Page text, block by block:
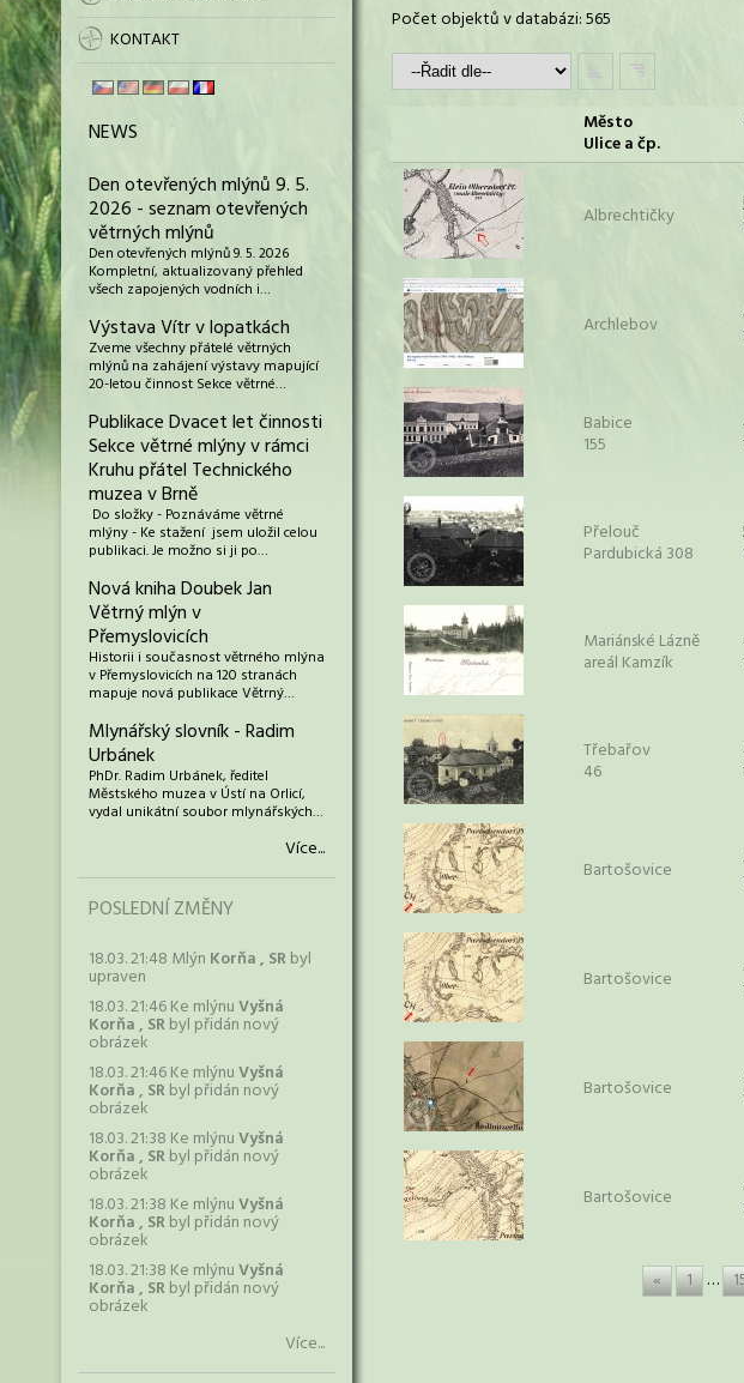
KONTAKT
NEWS
Den otevřených mlýnů 9. 5.
2026 - seznam otevřených
větrných mlýnů
Den otevřených mlýnů 9. 5. 2026
Kompletní, aktualizovaný přehled
všech zapojených vodních i…
Výstava Vítr v lopatkách
Zveme všechny přátelé větrných
mlýnů na zahájení výstavy mapující
20-letou činnost Sekce větrné…
Publikace Dvacet let činnosti
Sekce větrné mlýny v rámci
Kruhu přátel Technického
muzea v Brně
Do složky - Poznáváme větrné
mlýny - Ke stažení jsem uložil celou
publikaci. Je možno si ji po…
Nová kniha Doubek Jan
Větrný mlýn v
Přemyslovicích
Historii i současnost větrného mlýna
v Přemyslovicích na 120 stranách
mapuje nová publikace Větrný…
Mlynářský slovník - Radim
Urbánek
PhDr. Radim Urbánek, ředitel
Městského muzea v Ústí na Orlicí,
vydal unikátní soubor mlynářských…
Více...
POSLEDNÍ ZMĚNY
18.03. 21:48 Mlýn Korňa , SRbyl
upraven
18.03. 21:46 Ke mlýnuVyšná
Korňa , SRbyl přidán nový
obrázek
18.03. 21:46 Ke mlýnuVyšná
Korňa , SRbyl přidán nový
obrázek
18.03. 21:38 Ke mlýnuVyšná
Korňa , SRbyl přidán nový
obrázek
18.03. 21:38 Ke mlýnuVyšná
Korňa , SRbyl přidán nový
obrázek
18.03. 21:38 Ke mlýnuVyšná
Korňa , SRbyl přidán nový
obrázek
Více...
Počet objektů v databázi: 565
Město
Ulice a čp.
Albrechtičky
Archlebov
Babice
155
Přelouč
Pardubická 308
Mariánské Lázně
areál Kamzík
Třebařov
46
Bartošovice
Bartošovice
Bartošovice
Bartošovice
« 1 …